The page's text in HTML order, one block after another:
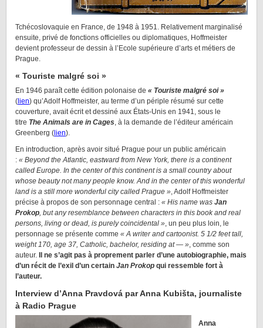
Tchécoslovaquie en France, de 1948 à 1951. Relativement marginalisé
ensuite, privé de fonctions officielles ou diplomatiques, Hoffmeister
devient professeur de dessin à l’Ecole supérieure d’arts et métiers de
Prague.
« Touriste malgré soi »
En 1946 paraît cette édition polonaise de « Touriste malgré soi »
( lien) qu’Adolf Hoffmeister, au terme d’un périple résumé sur cette
couverture, avait écrit et dessiné aux États-Unis en 1941, sous le
titre The Animals are in Cages, à la demande de l’éditeur américain
Greenberg ( lien).
En introduction, après avoir situé Prague pour un public américain
: « Beyond the Atlantic, eastward from New York, there is a continent
called Europe. In the center of this continent is a small country about
whose beauty not many people know. And in the center of this wonderful
land is a still more wonderful city called Prague », Adolf Hoffmeister
précise à propos de son personnage central : « His name was Jan
Prokop, but any resemblance between characters in this book and real
persons, living or dead, is purely coincidental », un peu plus loin, le
personnage se présente comme « A writer and cartoonist. 5 1/2 feet tall,
weight 170, age 37, Catholic, bachelor, residing at — », comme son
auteur.
Il ne s’agit pas à proprement parler d’une autobiographie, mais
d’un récit de l’exil d’un certain Jan Prokop qui ressemble fort à
l’auteur.
Interview d’Anna Pravdová par Anna Kubišta, journaliste
à Radio Prague
Anna